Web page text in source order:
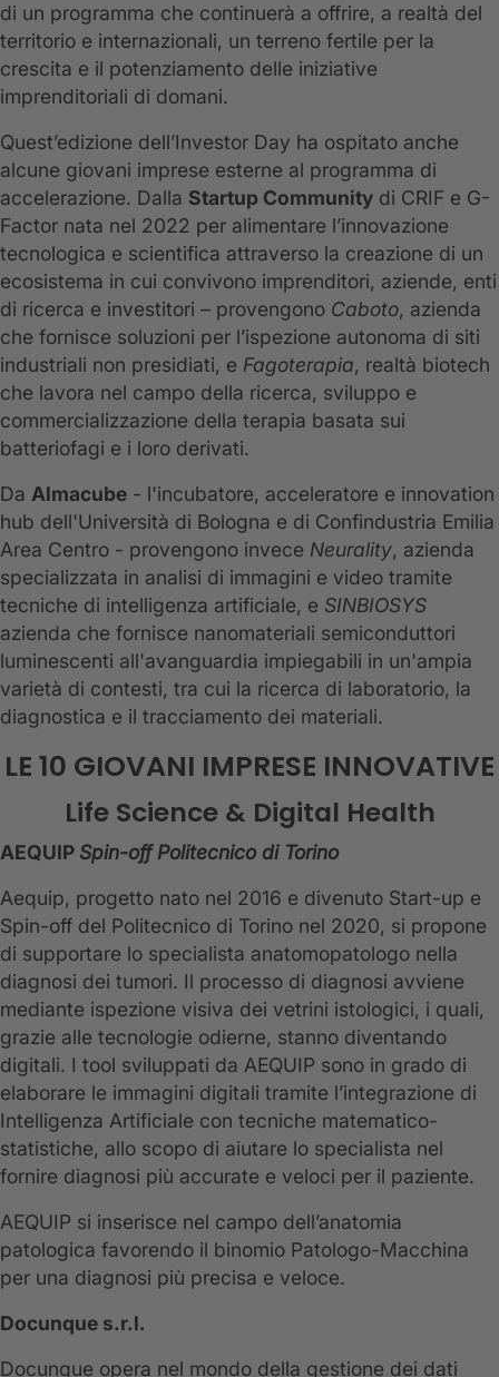
di un programma che continuerà a offrire, a realtà del
territorio e internazionali, un terreno fertile per la
crescita e il potenziamento delle iniziative
imprenditoriali di domani.
Quest’edizione dell’Investor Day ha ospitato anche
alcune giovani imprese esterne al programma di
accelerazione. Dalla Startup Community di CRIF e G-
Factor nata nel 2022 per alimentare l’innovazione
tecnologica e scientifica attraverso la creazione di un
ecosistema in cui convivono imprenditori, aziende, enti
di ricerca e investitori – provengono Caboto, azienda
che fornisce soluzioni per l’ispezione autonoma di siti
industriali non presidiati, e Fagoterapia, realtà biotech
che lavora nel campo della ricerca, sviluppo e
commercializzazione della terapia basata sui
batteriofagi e i loro derivati.
Da Almacube - l'incubatore, acceleratore e innovation
hub dell'Università di Bologna e di Confindustria Emilia
Area Centro - provengono invece Neurality, azienda
specializzata in analisi di immagini e video tramite
tecniche di intelligenza artificiale, e SINBIOSYS
azienda che fornisce nanomateriali semiconduttori
luminescenti all'avanguardia impiegabili in un'ampia
varietà di contesti, tra cui la ricerca di laboratorio, la
diagnostica e il tracciamento dei materiali.
LE 10 GIOVANI IMPRESE INNOVATIVE
Life Science & Digital Health
AEQUIP Spin-off Politecnico di Torino
Aequip, progetto nato nel 2016 e divenuto Start-up e
Spin-off del Politecnico di Torino nel 2020, si propone
di supportare lo specialista anatomopatologo nella
diagnosi dei tumori. Il processo di diagnosi avviene
mediante ispezione visiva dei vetrini istologici, i quali,
grazie alle tecnologie odierne, stanno diventando
digitali. I tool sviluppati da AEQUIP sono in grado di
elaborare le immagini digitali tramite l’integrazione di
Intelligenza Artificiale con tecniche matematico-
statistiche, allo scopo di aiutare lo specialista nel
fornire diagnosi più accurate e veloci per il paziente.
AEQUIP si inserisce nel campo dell’anatomia
patologica favorendo il binomio Patologo-Macchina
per una diagnosi più precisa e veloce.
Docunque s.r.l.
Docunque opera nel mondo della gestione dei dati